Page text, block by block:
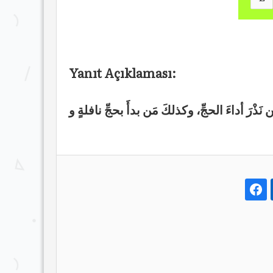
Yanıt Açıklaması:
نَذْرَ أداءَ الحجِّ، وكذلكَ مَن بدأَ بحجِّ نافلةٍ و